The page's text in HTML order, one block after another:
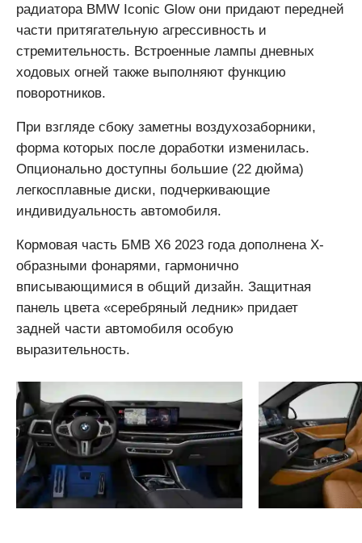
радиатора BMW Iconic Glow они придают передней
части притягательную агрессивность и
стремительность. Встроенные лампы дневных
ходовых огней также выполняют функцию
поворотников.
При взгляде сбоку заметны воздухозаборники,
форма которых после доработки изменилась.
Опционально доступны большие (22 дюйма)
легкосплавные диски, подчеркивающие
индивидуальность автомобиля.
Кормовая часть БМВ Х6 2023 года дополнена Х-
образными фонарями, гармонично
вписывающимися в общий дизайн. Защитная
панель цвета «серебряный ледник» придает
задней части автомобиля особую
выразительность.